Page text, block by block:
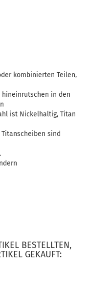
kombinierten Teilen,
hineinrutschen in den
ist Nickelhaltig, Titan
sind
BESTELLTEN,
GEKAUFT: